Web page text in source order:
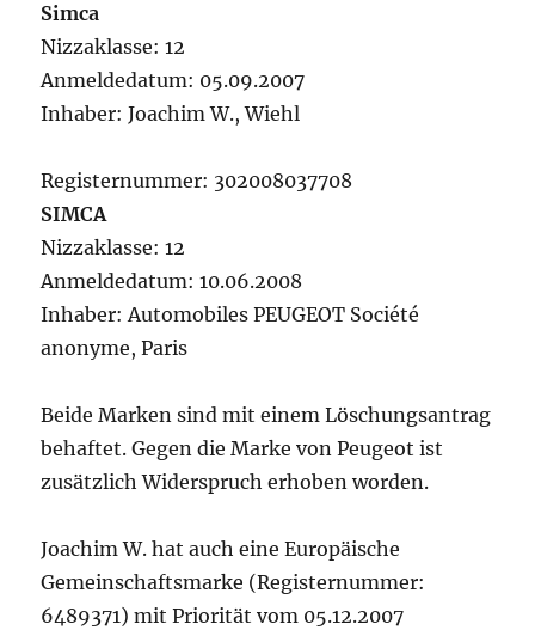
Simca
Nizzaklasse: 12
Anmeldedatum: 05.09.2007
Inhaber: Joachim W., Wiehl
Registernummer: 302008037708
SIMCA
Nizzaklasse: 12
Anmeldedatum: 10.06.2008
Inhaber: Automobiles PEUGEOT Société
anonyme, Paris
Beide Marken sind mit einem Löschungsantrag
behaftet. Gegen die Marke von Peugeot ist
zusätzlich Widerspruch erhoben worden.
Joachim W. hat auch eine Europäische
Gemeinschaftsmarke (Registernummer:
6489371) mit Priorität vom 05.12.2007